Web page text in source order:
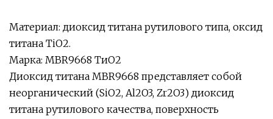
Материал: диоксид титана рутилового типа, оксид
титана TiO2.
Марка: MBR9668 ТиО2
Диоксид титана MBR9668 представляет собой
неорганический (SiO2, Al2O3, Zr2O3) диоксид
титана рутилового качества, поверхность